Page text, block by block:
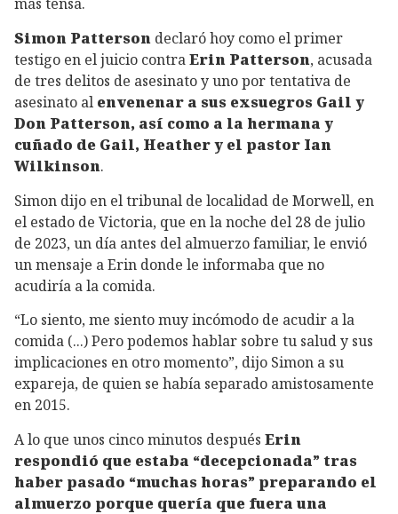
Simon Patterson declaró hoy como el primer
testigo en el juicio contraErin Patterson, acusada
de tres delitos de asesinato y uno por tentativa de
asesinato al envenenar a sus exsuegros Gail y
Don Patterson, así como a la hermana y
cuñado de Gail, Heather y el pastor Ian
Wilkinson.
Simon dijo en el tribunal de localidad de Morwell, en
el estado de Victoria, que en la noche del 28 de julio
de 2023, un día antes del almuerzo familiar, le envió
un mensaje a Erin donde le informaba que no
acudiría a la comida.
“Lo siento, me siento muy incómodo de acudir a la
comida (...) Pero podemos hablar sobre tu salud y sus
implicaciones en otro momento”, dijo Simon a su
expareja, de quien se había separado amistosamente
en 2015.
A lo que unos cinco minutos después Erin
respondió que estaba “decepcionada” tras
haber pasado “muchas horas” preparando el
almuerzo porque quería que fuera una